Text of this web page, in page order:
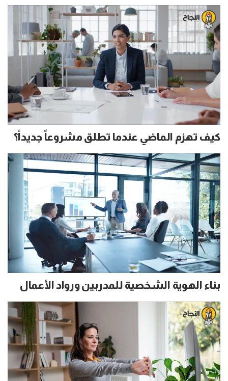
كيف تهزم الماضي عندما تطلق مشروعاً جديداً؟
بناء الهوية الشخصية للمدربين ورواد الأعمال